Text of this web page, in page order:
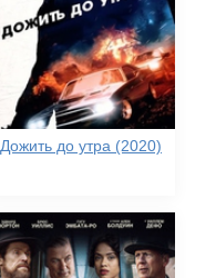
Дожить до утра (2020)